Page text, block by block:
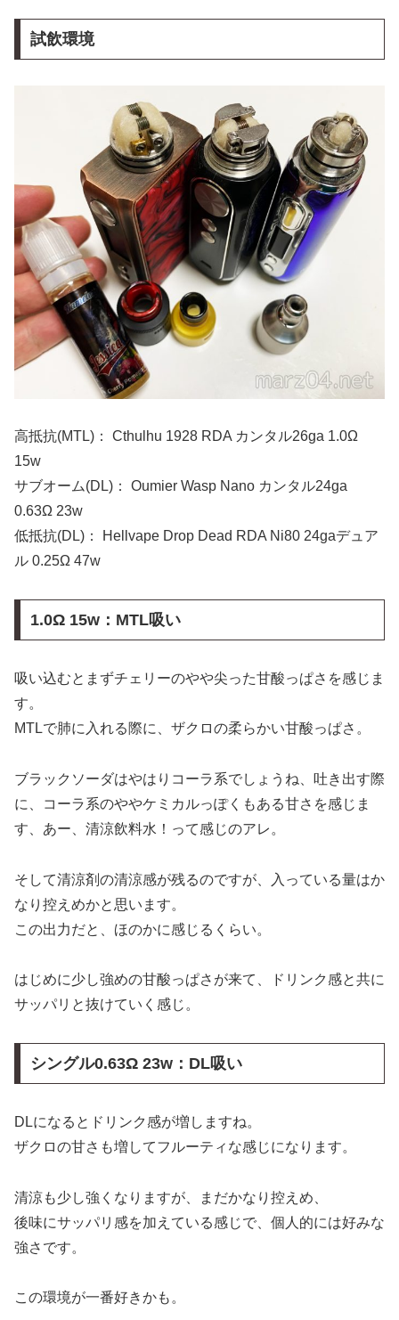
試飲環境
高抵抗(MTL)： Cthulhu 1928 RDA カンタル26ga 1.0Ω
15w
サブオーム(DL)： Oumier Wasp Nano カンタル24ga
0.63Ω 23w
低抵抗(DL)： Hellvape Drop Dead RDA Ni80 24gaデュア
ル 0.25Ω 47w
1.0Ω 15w：MTL吸い
吸い込むとまずチェリーのやや尖った甘酸っぱさを感じま
す。
MTLで肺に入れる際に、ザクロの柔らかい甘酸っぱさ。
ブラックソーダはやはりコーラ系でしょうね、吐き出す際
に、コーラ系のややケミカルっぽくもある甘さを感じま
す、あー、清涼飲料水！って感じのアレ。
そして清涼剤の清涼感が残るのですが、入っている量はか
なり控えめかと思います。
この出力だと、ほのかに感じるくらい。
はじめに少し強めの甘酸っぱさが来て、ドリンク感と共に
サッパリと抜けていく感じ。
シングル0.63Ω 23w：DL吸い
DLになるとドリンク感が増しますね。
ザクロの甘さも増してフルーティな感じになります。
清涼も少し強くなりますが、まだかなり控えめ、
後味にサッパリ感を加えている感じで、個人的には好みな
強さです。
この環境が一番好きかも。